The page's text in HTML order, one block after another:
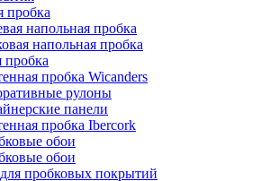
пробка
напольная пробка
напольная пробка
пробка
пробка Wicanders
рулоны
панели
пробка Ibercork
обои
обои
пробковых покрытий